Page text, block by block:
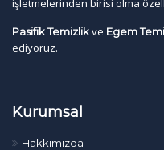
işletmelerinden birisi olma
Pasifik Temizlikve Egem
ediyoruz.
Kurumsal
Hakkımızda